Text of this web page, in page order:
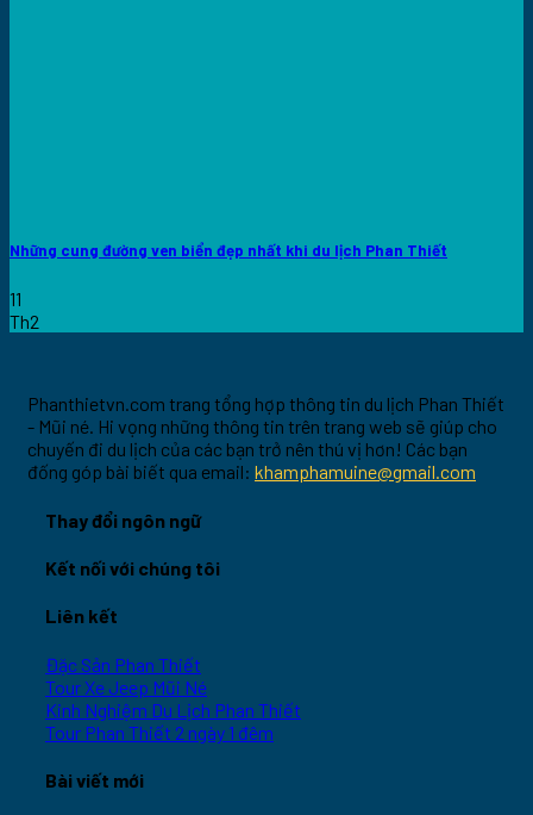
Những cung đường ven biển đẹp nhất khi du lịch Phan Thiết
11
Th2
Phanthietvn.com trang tổng hợp thông tin du lịch Phan Thiết
- Mũi né. Hi vọng những thông tin trên trang web sẽ giúp cho
chuyến đi du lịch của các bạn trở nên thú vị hơn! Các bạn
đống góp bài biết qua email: khamphamuine@gmail.com
Thay đổi ngôn ngữ
Kết nối với chúng tôi
Liên kết
Đặc Sản Phan Thiết
Tour Xe Jeep Mũi Né
Kinh Nghiệm Du Lịch Phan Thiết
Tour Phan Thiết 2 ngày 1 đêm
Bài viết mới